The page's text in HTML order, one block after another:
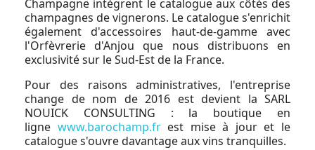
Champagne intègrent le catalogue aux côtés des
champagnes de vignerons. Le catalogue s'enrichit
également d'accessoires haut-de-gamme avec
l'Orfèvrerie d'Anjou que nous distribuons en
exclusivité sur le Sud-Est de la France.
Pour des raisons administratives, l'entreprise
change de nom de 2016 est devient la SARL
NOUICK CONSULTING : la boutique en
ligne www.barochamp.frest mise à jour et le
catalogue s'ouvre davantage aux vins tranquilles.